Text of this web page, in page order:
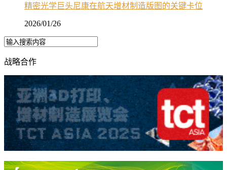
精密光学巨头尼康在航天增材制造版图的关键卡位
2026/01/26
战略合作